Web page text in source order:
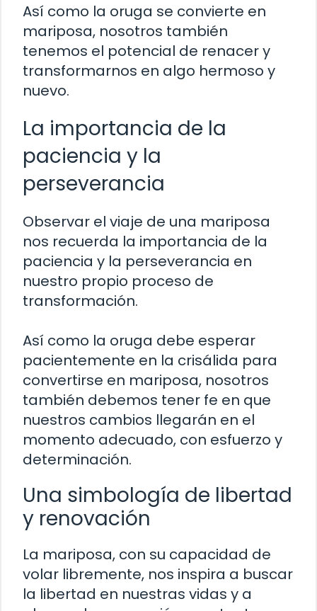
Así como la oruga se convierte en
mariposa, nosotros también
tenemos el potencial de renacer y
transformarnos en algo hermoso y
nuevo.
La importancia de la
paciencia y la
perseverancia
Observar el viaje de una mariposa
nos recuerda la importancia de la
paciencia y la perseverancia en
nuestro propio proceso de
transformación.
Así como la oruga debe esperar
pacientemente en la crisálida para
convertirse en mariposa, nosotros
también debemos tener fe en que
nuestros cambios llegarán en el
momento adecuado, con esfuerzo y
determinación.
Una simbología de libertad
y renovación
La mariposa, con su capacidad de
volar libremente, nos inspira a buscar
la libertad en nuestras vidas y a